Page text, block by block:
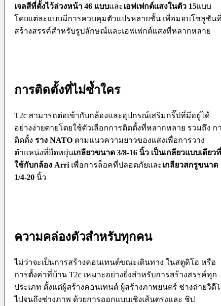
Studio House Equipment
Background
Barndoors
Color Gel Filter
Stand
Studio House Accessories
Umbrellas
Bag Accessories
Bag Compartment
Backpacks
Fit Case
Shoulder Bag
Sling Bags
Wet Bag
Waterproof Bags
Waterproof Cases
Waist Bag
Protection Gear
เจลสีที่ตั้งไว้ล่วงหน้า 46 แบบและเอฟเฟกต์แสงในตัว 15แบบ
โดยแต่ละแบบมีการควบคุมตัวแปรหลายชั้น เพื่อมอบโซลูชัน
สร้างสรรค์สำหรับรูปลักษณ์และเอฟเฟกต์แสงที่หลากหลาย
การติดตั้งที่ไม่ซ้ำใคร
T2c สามารถต่อเข้ากับกล้องและอุปกรณ์เสริมกริ๊ปที่มีอยู่ได้
อย่างง่ายดายโดยใช้ตัวเลือกการติดตั้งที่หลากหลาย รวมถึง ก
ติดตั้ง ราง NATO ตามแนวความยาวของแสงเพื่อการวาง
ตำแหน่งที่ยืดหยุ่นเกลียวขนาด 3/8-16 นิ้ว เป็นเกลียวแบบเดียวที่
ใช้กับกล้อง Arri เพื่อการล็อคที่ปลอดภัยและเกลียวสกรูขนาด
1/4-20 นิ้ว
ความคล่องตัวสำหรับทุกคน
ไม่ว่าจะเป็นการสร้างคอนเทนต์ขณะเดินทาง ในสตูดิโอ หรือ
การตั้งค่าที่บ้าน T2c เหมาะอย่างยิ่งสำหรับการสร้างสรรค์ทุก
ประเภท ตั้งแต่ผู้สร้างคอนเทนต์ ผู้สร้างภาพยนตร์ ช่างถ่ายวิดี
ไปจนถึงช่างภาพ ด้วยการออกแบบเชิงเส้นตรงและ ชิป